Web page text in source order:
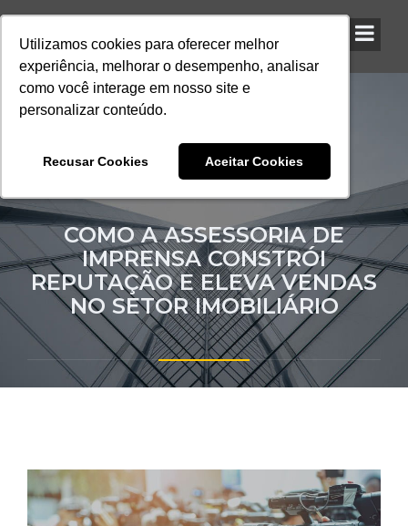
Utilizamos cookies para oferecer melhor
experiência, melhorar o desempenho, analisar
como você interage em nosso site e
personalizar conteúdo.
Recusar Cookies Aceitar Cookies
Utilizamos cookies para oferecer melhor
experiência, melhorar o desempenho, analisar
como você interage em nosso site e
personalizar conteúdo.
Recusar Cookies Aceitar Cookies
Utilizamos cookies para oferecer melhor
experiência, melhorar o desempenho, analisar
como você interage em nosso site e
personalizar conteúdo.
Recusar Cookies Aceitar Cookies
COMO A ASSESSORIA DE
IMPRENSA CONSTRÓI
REPUTAÇÃO E ELEVA VENDAS
NO SETOR IMOBILIÁRIO